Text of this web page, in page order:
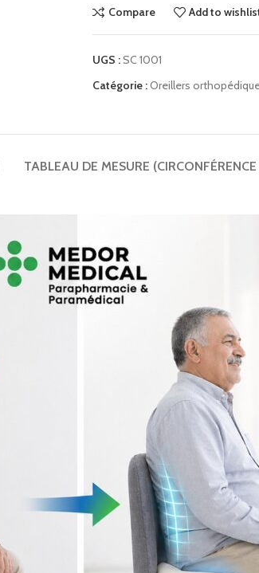
Compare Add to
UGS :SC 1001
Catégorie :Oreillers
TABLEAU DE MESURE